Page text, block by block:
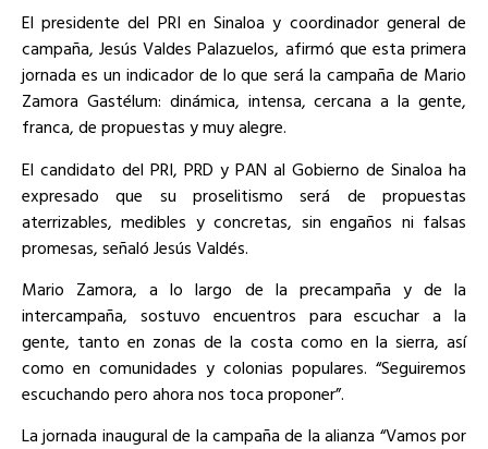
El presidente del PRI en Sinaloa y coordinador general de
campaña, Jesús Valdes Palazuelos, afirmó que esta primera
jornada es un indicador de lo que será la campaña de Mario
Zamora Gastélum: dinámica, intensa, cercana a la gente,
franca, de propuestas y muy alegre.
El candidato del PRI, PRD y PAN al Gobierno de Sinaloa ha
expresado que su proselitismo será de propuestas
aterrizables, medibles y concretas, sin engaños ni falsas
promesas, señaló Jesús Valdés.
Mario Zamora, a lo largo de la precampaña y de la
intercampaña, sostuvo encuentros para escuchar a la
gente, tanto en zonas de la costa como en la sierra, así
como en comunidades y colonias populares. “Seguiremos
escuchando pero ahora nos toca proponer”.
La jornada inaugural de la campaña de la alianza “Vamos por